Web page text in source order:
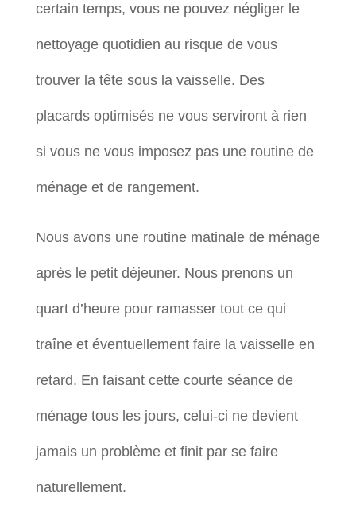
certain temps, vous ne pouvez négliger le
nettoyage quotidien au risque de vous
trouver la tête sous la vaisselle. Des
placards optimisés ne vous serviront à rien
si vous ne vous imposez pas une routine de
ménage et de rangement.
Nous avons une routine matinale de ménage
après le petit déjeuner. Nous prenons un
quart d’heure pour ramasser tout ce qui
traîne et éventuellement faire la vaisselle en
retard. En faisant cette courte séance de
ménage tous les jours, celui-ci ne devient
jamais un problème et finit par se faire
naturellement.